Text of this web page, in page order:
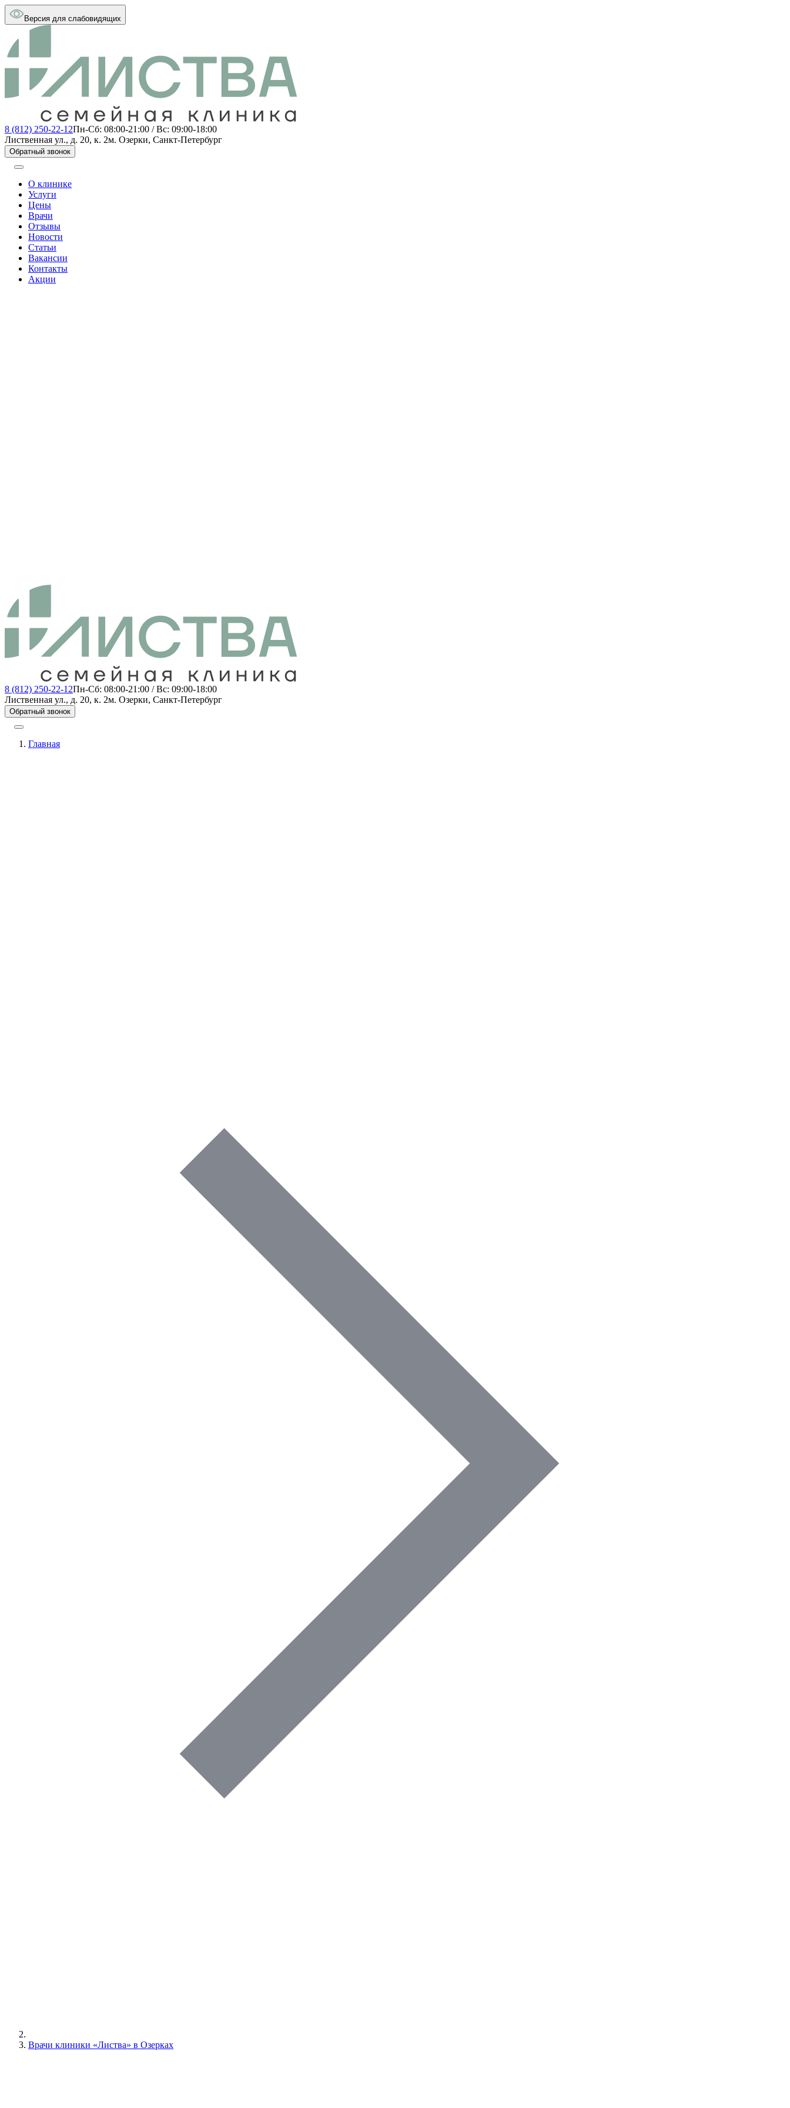
Версия для слабовидящих
8 (812) 250-22-12Пн-Сб: 08:00-21:00 / Вс: 09:00-18:00
Лиственная ул., д. 20, к. 2м. Озерки, Санкт-Петербург
Обратный звонок
О клинике
Услуги
Цены
Врачи
Отзывы
Новости
Статьи
Вакансии
Контакты
Акции
8 (812) 250-22-12Пн-Сб: 08:00-21:00 / Вс: 09:00-18:00
Лиственная ул., д. 20, к. 2м. Озерки, Санкт-Петербург
Обратный звонок
Главная
Врачи клиники «Листва» в Озерках